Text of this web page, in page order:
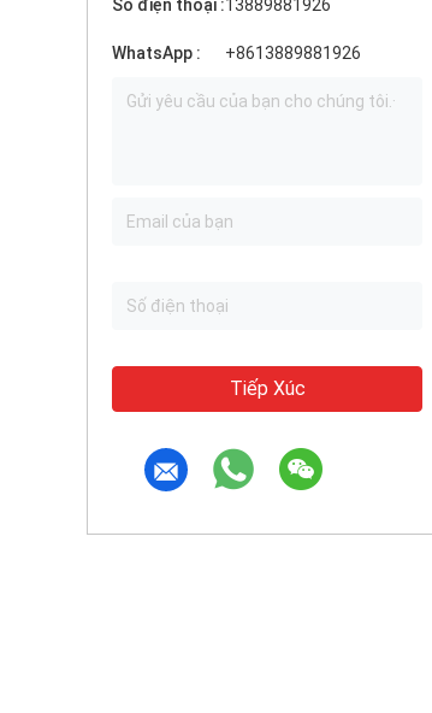
Số điện thoại :13889881926
WhatsApp : +8613889881926
Tiếp Xúc